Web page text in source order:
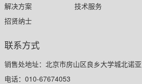
解决方案
技术服务
招贤纳士
联系方式
销售处地址：北京市房山区良乡大学城北诺
电话：010-67674053